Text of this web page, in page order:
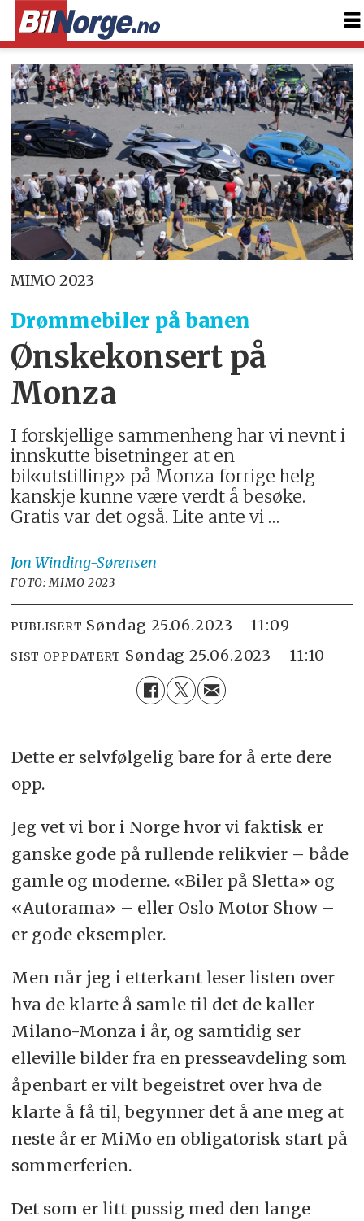
MIMO 2023
Drømmebiler på banen
Ønskekonsert på
Monza
I forskjellige sammenheng har vi nevnt i
innskutte bisetninger at en
bil«utstilling» på Monza forrige helg
kanskje kunne være verdt å besøke.
Gratis var det også. Lite ante vi …
Jon Winding-Sørensen
FOTO: MIMO 2023
PUBLISERT søndag 25.06.2023 - 11:09
SIST OPPDATERT søndag 25.06.2023 - 11:10
Dette er selvfølgelig bare for å erte dere
opp.
Jeg vet vi bor i Norge hvor vi faktisk er
ganske gode på rullende relikvier – både
gamle og moderne. «Biler på Sletta» og
«Autorama» – eller Oslo Motor Show –
er gode eksempler.
Men når jeg i etterkant leser listen over
hva de klarte å samle til det de kaller
Milano-Monza i år, og samtidig ser
elleville bilder fra en presseavdeling som
åpenbart er vilt begeistret over hva de
klarte å få til, begynner det å ane meg at
neste år er MiMo en obligatorisk start på
sommerferien.
Det som er litt pussig med den lange